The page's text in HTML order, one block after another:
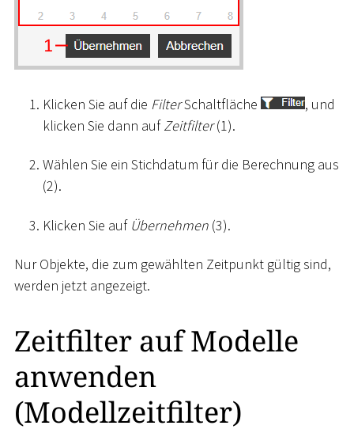
Klicken Sie auf die FilterSchaltfläche
, und
klicken Sie dann aufZeitfilter(1).
Wählen Sie ein Stichdatum für die Berechnung aus
(2).
Klicken Sie auf Übernehmen (3).
Nur Objekte, die zum gewählten Zeitpunkt gültig sind,
werden jetzt angezeigt.
Zeitfilter auf Modelle
anwenden
(Modellzeitfilter)